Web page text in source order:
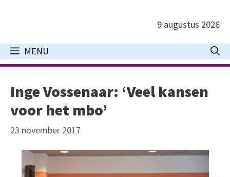
inhoud
9 augustus 2026
MENU
Inge Vossenaar: ‘Veel kansen
voor het mbo’
23 november 2017